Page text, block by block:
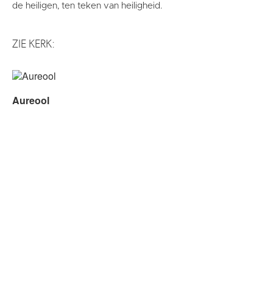
de heiligen, ten teken van heiligheid.
ZIE KERK:
Aureool